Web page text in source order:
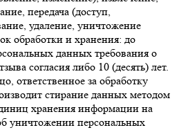
передача (доступ,
удаление, уничтожение
обработки и хранения: до
данных требования о
согласия либо 10 (десять) лет.
ответственное за обработку
стирание данных методом
хранения информации на
уничтожении персональных